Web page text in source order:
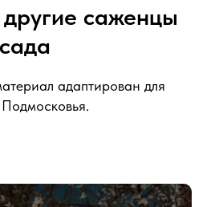
саженцы
адаптирован для